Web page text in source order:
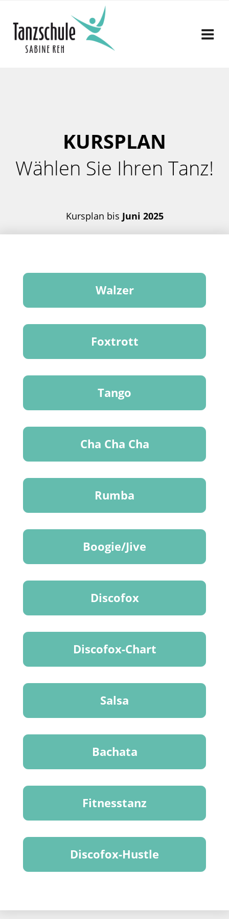
springen
KURSPLAN
Wählen Sie Ihren Tanz!
Kursplan bis Juni 2025
Walzer
Foxtrott
Tango
Cha Cha Cha
Rumba
Boogie/Jive
Discofox
Discofox-Chart
Salsa
Bachata
Fitnesstanz
Discofox-Hustle